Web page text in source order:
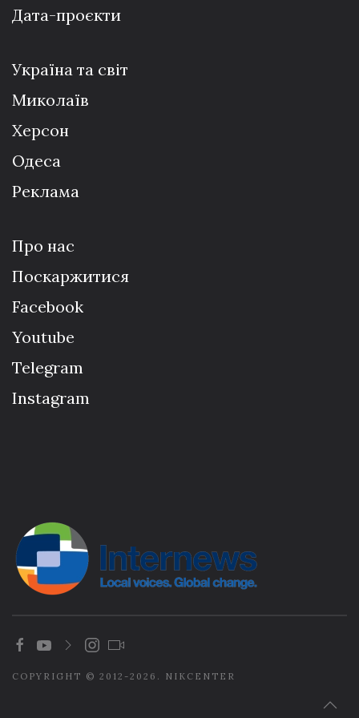
Дата-проєкти
Україна та світ
Миколаїв
Херсон
Одеса
Реклама
Про нас
Поскаржитися
Facebook
Youtube
Telegram
Instagram
COPYRIGHT © 2012-2026. NIKCENTER